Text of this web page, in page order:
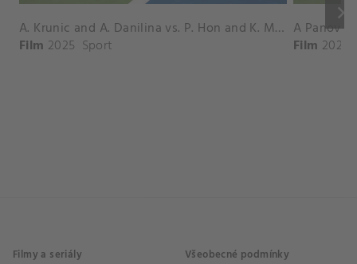
keyboard_arrow_right
A. Krunic and A. Danilina vs. P. Hon and K. Muchova Match Highlights - BEIJING_Capital Group Diamond ( October 02, 2025)
Film 2025 Sport Film 2026
Filmy a seriály Všeobecné podmínky